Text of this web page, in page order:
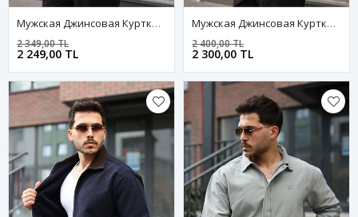
Мужская Джинсовая Куртка-Бомбер Оверсайз Цвета Хаки, Стираная Модель На Молнии
2 249,00 TL
2 349,00 TL
Мужская Джинсовая Куртка-Бомбер Оверсайз Цвета Хаки, Стираная Модель На Молнии
2 300,00 TL
2 400,00 TL